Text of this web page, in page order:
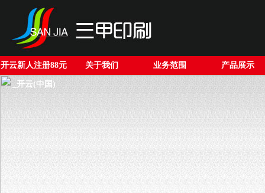
开云新人注册88元
_开云(中国)
关于我们 业务范围 产品展示